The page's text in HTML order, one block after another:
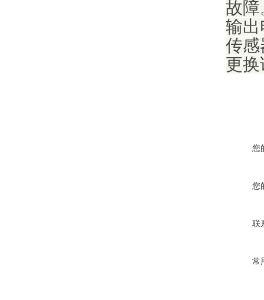
故障
输出
传感
更
您
您
联
常